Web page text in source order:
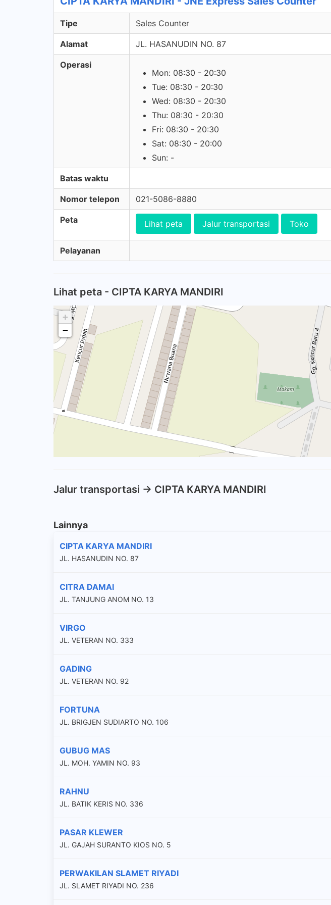
Tipe Sales Counter
Alamat JL. HASANUDIN NO. 87
Operasi
Mon: 08:30 - 20:30
Tue: 08:30 - 20:30
Wed: 08:30 - 20:30
Thu: 08:30 - 20:30
Fri: 08:30 - 20:30
Sat: 08:30 - 20:00
Sun: -
Batas waktu
Nomor telepon 021-5086-8880
Peta Lihat peta Jalur transportasi Toko
Pelayanan
Lihat peta - CIPTA KARYA MANDIRI
+
−
Jalur transportasi -> CIPTA KARYA MANDIRI
Lainnya
CIPTA KARYA MANDIRI
JL. HASANUDIN NO. 87
CITRA DAMAI
JL. TANJUNG ANOM NO. 13
VIRGO
JL. VETERAN NO. 333
GADING
JL. VETERAN NO. 92
FORTUNA
JL. BRIGJEN SUDIARTO NO. 106
GUBUG MAS
JL. MOH. YAMIN NO. 93
RAHNU
JL. BATIK KERIS NO. 336
PASAR KLEWER
JL. GAJAH SURANTO KIOS NO. 5
PERWAKILAN SLAMET RIYADI
JL. SLAMET RIYADI NO. 236